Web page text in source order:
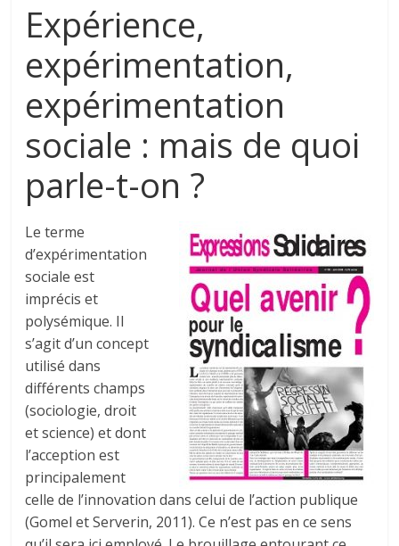
Expérience,
expérimentation,
expérimentation
sociale : mais de quoi
parle-t-on ?
Le terme
d’expérimentation
sociale est
imprécis et
polysémique. Il
s’agit d’un concept
utilisé dans
différents champs
(sociologie, droit
et science) et dont
l’acception est
principalement
celle de l’innovation dans celui de l’action publique
(Gomel et Serverin, 2011). Ce n’est pas en ce sens